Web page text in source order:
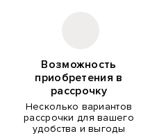
Возможность
приобретения в
рассрочку
Несколько вариантов
рассрочки для вашего
удобства и выгоды